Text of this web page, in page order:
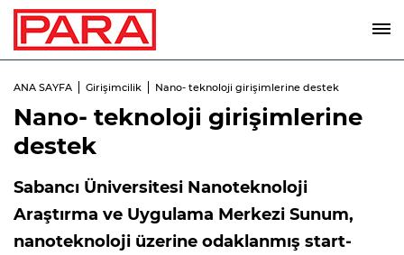
ANA SAYFA Girişimcilik Nano- teknoloji girişimlerine destek
Nano- teknoloji girişimlerine
destek
Sabancı Üniversitesi Nanoteknoloji
Araştırma ve Uygulama Merkezi Sunum,
nanoteknoloji üzerine odaklanmış start-